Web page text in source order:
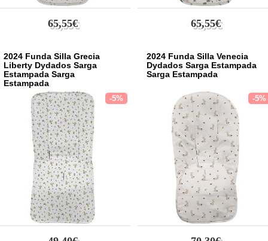
65,55€ 65,55€
2024 Funda Silla Grecia
Liberty Dydados Sarga
Estampada Sarga
Estampada
-5%
2024 Funda Silla Venecia
Dydados Sarga Estampada
Sarga Estampada
-5%